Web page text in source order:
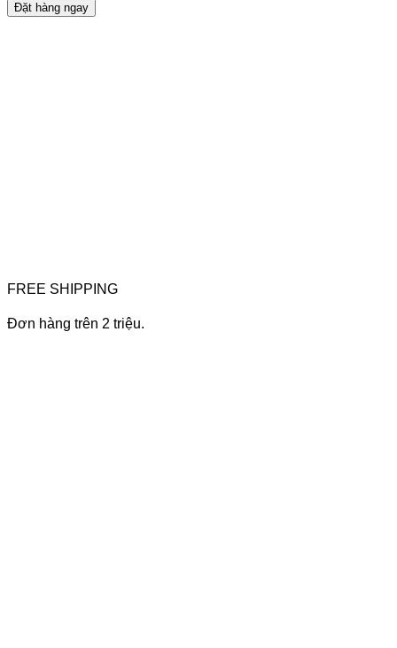
Đặt hàng ngay
FREE SHIPPING
Đơn hàng trên 2 triệu.